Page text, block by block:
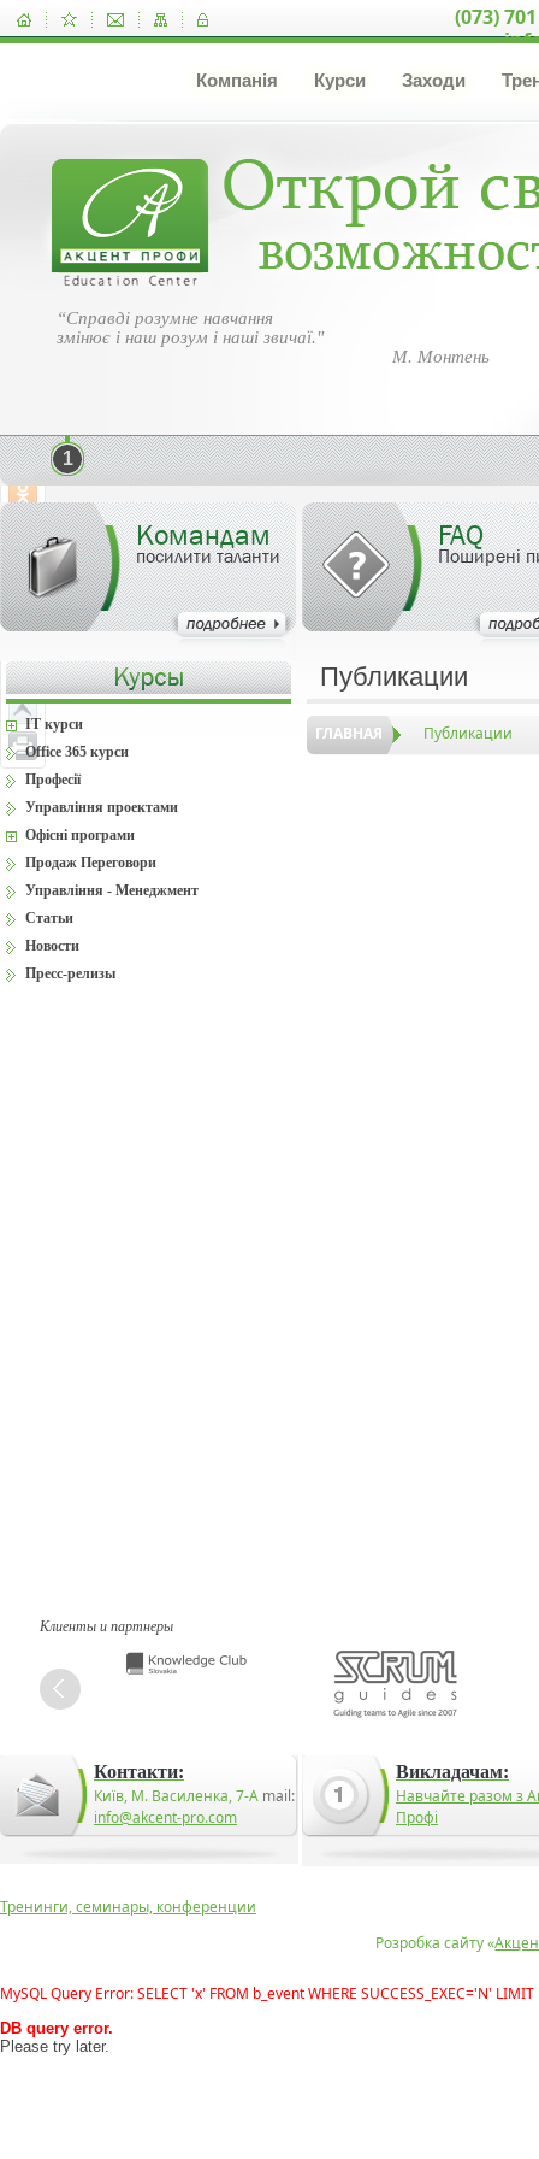
(073)
Компанія Курси Заходи
“Справді розумне навчання
змінює і наш розум і наші звичаї."
М. Монтень
1
Командам
посилити таланти
FAQ
Поширені
Публикации
ГЛАВНАЯ Публикации
IT курси
Office 365 курси
Професії
Управління проектами
Офісні програми
Продаж Переговори
Управління - Менеджмент
Статьи
Новости
Пресс-релизы
Клиенты и партнеры
Контакти:
Київ, М. Василенка, 7-А mail:
info@akcent-pro.com
Викладачам:
Навчайте разом з
Профі
Розробка сайту «
Тренинги, семинары, конференции
MySQL Query Error: SELECT 'x' FROM b_event WHERE SUCCESS_EXEC='N' LIMIT
DB query error.
Please try later.